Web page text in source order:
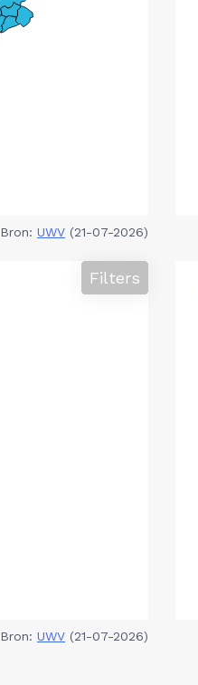
Bron: UWV (21-07-2026)
Filters
Bron: UWV (21-07-2026)